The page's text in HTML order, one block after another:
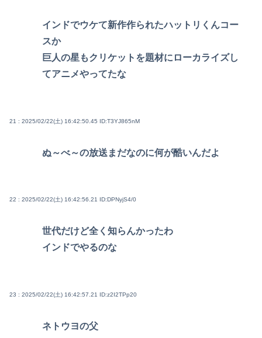
インドでウケて新作作られたハットリくんコー
スか
巨人の星もクリケットを題材にローカライズし
てアニメやってたな
21 : 2025/02/22(土) 16:42:50.45 ID:T3YJ865nM
ぬ～べ～の放送まだなのに何が酷いんだよ
22 : 2025/02/22(土) 16:42:56.21 ID:DPNyjS4/0
世代だけど全く知らんかったわ
インドでやるのな
23 : 2025/02/22(土) 16:42:57.21 ID:z2I2TPp20
ネトウヨの父